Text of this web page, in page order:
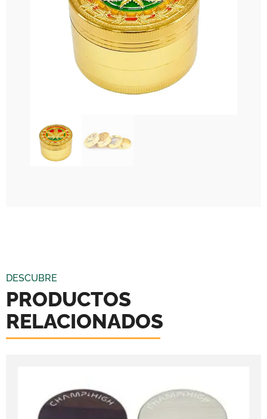
DESCUBRE
PRODUCTOS
RELACIONADOS